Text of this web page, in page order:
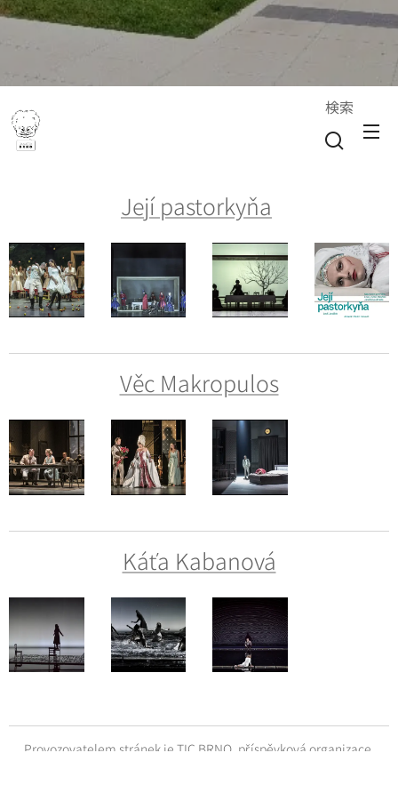
検索
Její pastorkyňa
Věc Makropulos
Káťa Kabanová
Provozovatelem stránek je TIC BRNO, příspěvková organizace